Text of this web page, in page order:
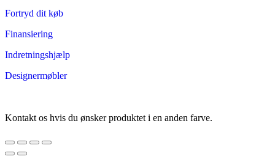
Fortryd dit køb
Finansiering
Indretningshjælp
Designermøbler
Kontakt os hvis du ønsker produktet i en anden farve.